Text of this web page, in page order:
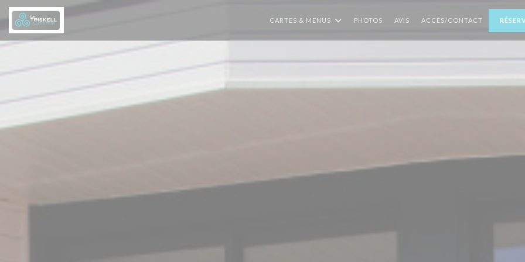
Personnalisation de vos choix en matière de cookies
CARTES & MENUS PHOTOS AVIS ACCÈS/CONTACT